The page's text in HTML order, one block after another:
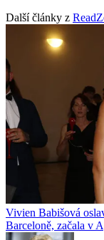
Další články z
Vivien Babišová
Barceloně, začala v